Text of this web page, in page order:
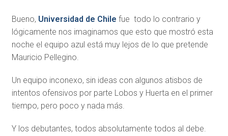
Bueno, Universidad de Chile fue todo lo contrario y
lógicamente nos imaginamos que esto que mostró esta
noche el equipo azul está muy lejos de lo que pretende
Mauricio Pellegino.
Un equipo inconexo, sin ideas con algunos atisbos de
intentos ofensivos por parte Lobos y Huerta en el primer
tiempo, pero poco y nada más.
Y los debutantes, todos absolutamente todos al debe.